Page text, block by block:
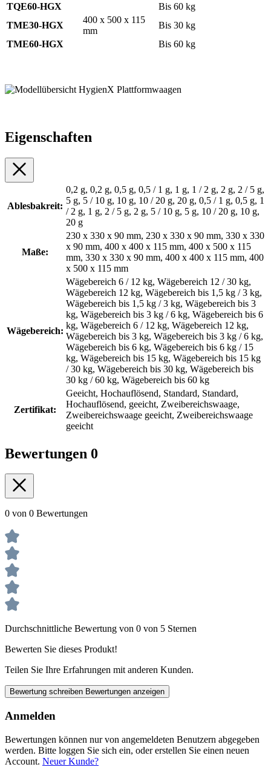
TQE60-HGX
Bis 60 kg
TME30-HGX
400 x 500 x 115
mm
Bis 30 kg
TME60-HGX
Bis 60 kg
Eigenschaften
Ablesbakreit:
0,2 g, 0,2 g, 0,5 g, 0,5 / 1 g, 1 g, 1 / 2 g, 2 g, 2 / 5 g,
5 g, 5 / 10 g, 10 g, 10 / 20 g, 20 g, 0,5 / 1 g, 0,5 g, 1
/ 2 g, 1 g, 2 / 5 g, 2 g, 5 / 10 g, 5 g, 10 / 20 g, 10 g,
20 g
Maße:
230 x 330 x 90 mm, 230 x 330 x 90 mm, 330 x 330
x 90 mm, 400 x 400 x 115 mm, 400 x 500 x 115
mm, 330 x 330 x 90 mm, 400 x 400 x 115 mm, 400
x 500 x 115 mm
Wägebereich:
Wägebereich 6 / 12 kg, Wägebereich 12 / 30 kg,
Wägebereich 12 kg, Wägebereich bis 1,5 kg / 3 kg,
Wägebereich bis 1,5 kg / 3 kg, Wägebereich bis 3
kg, Wägebereich bis 3 kg / 6 kg, Wägebereich bis 6
kg, Wägebereich 6 / 12 kg, Wägebereich 12 kg,
Wägebereich bis 3 kg, Wägebereich bis 3 kg / 6 kg,
Wägebereich bis 6 kg, Wägebereich bis 6 kg / 15
kg, Wägebereich bis 15 kg, Wägebereich bis 15 kg
/ 30 kg, Wägebereich bis 30 kg, Wägebereich bis
30 kg / 60 kg, Wägebereich bis 60 kg
Zertifikat:
Geeicht, Hochauflösend, Standard, Standard,
Hochauflösend, geeicht, Zweibereichswaage,
Zweibereichswaage geeicht, Zweibereichswaage
geeicht
Bewertungen 0
0 von 0 Bewertungen
Durchschnittliche Bewertung von 0 von 5 Sternen
Bewerten Sie dieses Produkt!
Teilen Sie Ihre Erfahrungen mit anderen Kunden.
Bewertung schreiben Bewertungen anzeigen
Anmelden
Bewertungen können nur von angemeldeten Benutzern abgegeben
werden. Bitte loggen Sie sich ein, oder erstellen Sie einen neuen
Account. Neuer Kunde?